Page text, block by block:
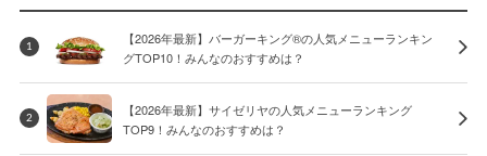
1
【2026年最新】バーガーキング®の人気メニューランキン
グTOP10！みんなのおすすめは？
2
【2026年最新】サイゼリヤの人気メニューランキング
TOP9！みんなのおすすめは？